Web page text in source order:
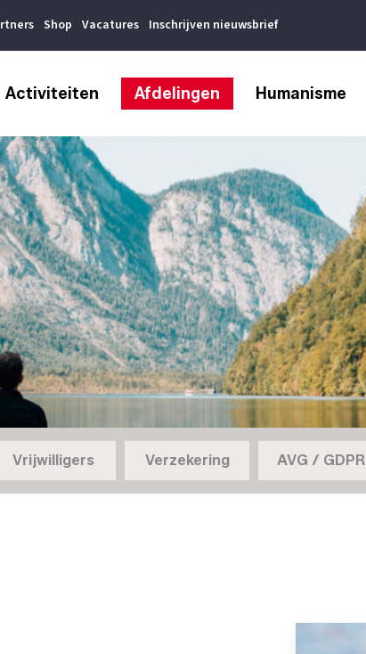
Shop Vacatures Inschrijven nieuwsbrief
Activiteiten Afdelingen Humanisme
Vrijwilligers Verzekering AVG / GDPR